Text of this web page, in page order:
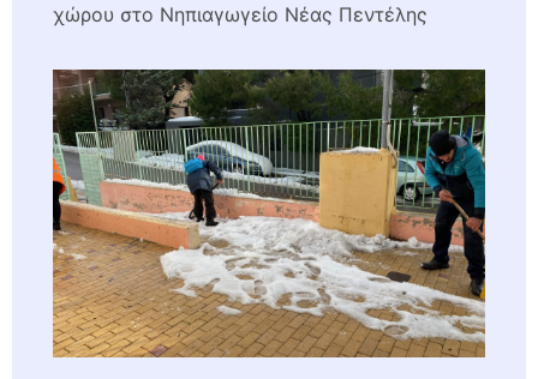
χώρου στο Νηπιαγωγείο Νέας Πεντέλης